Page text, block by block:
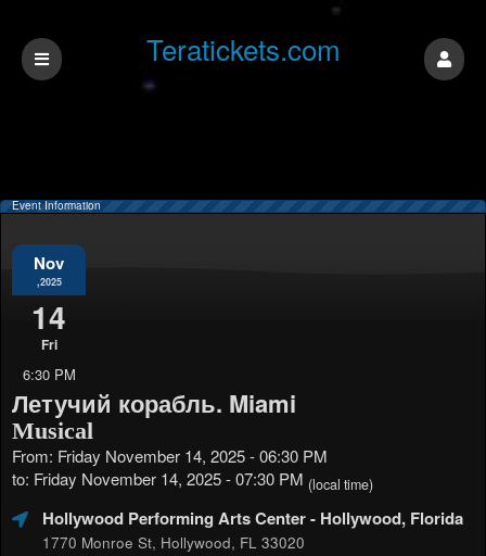
Teratickets.com
Event Information
Nov
,2025
14
Fri
6:30 PM
Летучий корабль. Miami
Musical
From: Friday November 14, 2025 - 06:30 PM
to: Friday November 14, 2025 - 07:30 PM (local time)
Hollywood Performing Arts Center- Hollywood, Florida
1770 Monroe St, Hollywood, FL 33020